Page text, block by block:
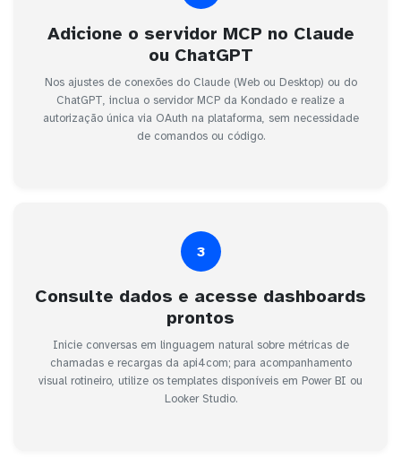
Adicione o servidor MCP no Claude
ou ChatGPT
Nos ajustes de conexões do Claude (Web ou Desktop) ou do
ChatGPT, inclua o servidor MCP da Kondado e realize a
autorização única via OAuth na plataforma, sem necessidade
de comandos ou código.
3
Consulte dados e acesse dashboards
prontos
Inicie conversas em linguagem natural sobre métricas de
chamadas e recargas da api4com; para acompanhamento
visual rotineiro, utilize os templates disponíveis em Power BI ou
Looker Studio.